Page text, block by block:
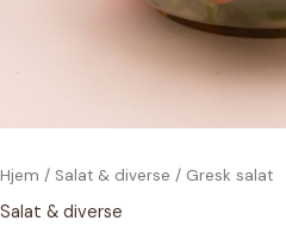
Hjem / Salat & diverse / Gresk salat
Salat & diverse